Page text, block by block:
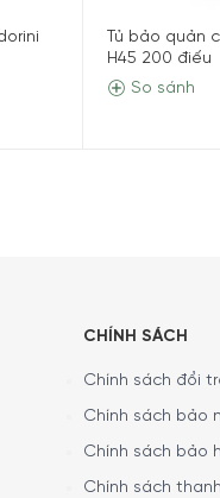
100% từ Đức
– Độ ẩm
– Kính lọc
– Chứng chỉ:
– Độ ồn: 40
Tủ bảo quản
H45 200 điếu
So sánh
CHÍNH SÁCH
Chính sách đổi
Chính sách bảo
Chính sách bảo
Chính sách